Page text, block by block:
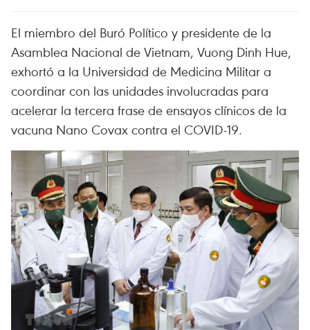
El miembro del Buró Político y presidente de la
Asamblea Nacional de Vietnam, Vuong Dinh Hue,
exhortó a la Universidad de Medicina Militar a
coordinar con las unidades involucradas para
acelerar la tercera frase de ensayos clínicos de la
vacuna Nano Covax contra el COVID-19.